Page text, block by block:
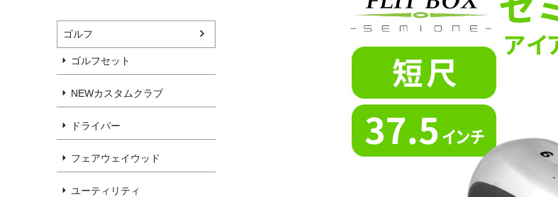
ゴルフ
ゴルフセット
NEWカスタムクラブ
ドライバー
フェアウェイウッド
ユーティリティ